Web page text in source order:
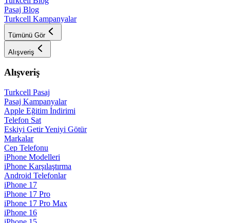
Pasaj Blog
Turkcell Kampanyalar
Tümünü Gör
Alışveriş
Alışveriş
Turkcell Pasaj
Pasaj Kampanyalar
Apple Eğitim İndirimi
Telefon Sat
Eskiyi Getir Yeniyi Götür
Markalar
Cep Telefonu
iPhone Modelleri
iPhone Karşılaştırma
Android Telefonlar
iPhone 17
iPhone 17 Pro
iPhone 17 Pro Max
iPhone 16